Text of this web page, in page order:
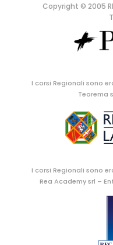
Copyright © 2005
I corsi Regionali sono
Teorema
I corsi Regionali sono
Rea Academy srl –